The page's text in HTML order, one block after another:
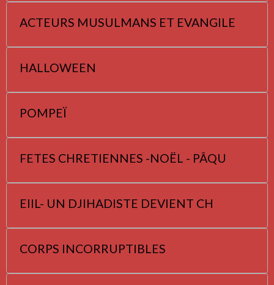
ACTEURS MUSULMANS ET EVANGILE
HALLOWEEN
POMPEÏ
FETES CHRETIENNES -NOËL - PÂQU
EIIL- UN DJIHADISTE DEVIENT CH
CORPS INCORRUPTIBLES